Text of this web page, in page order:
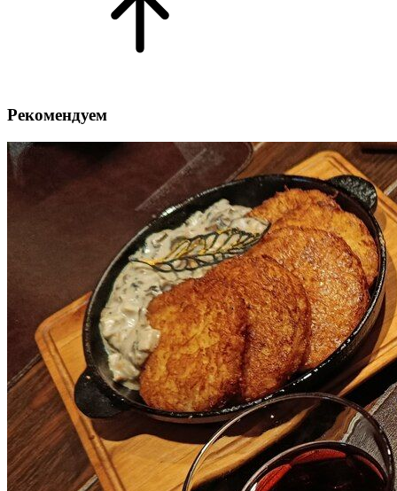
Рекомендуем